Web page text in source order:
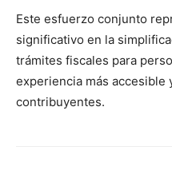
Este esfuerzo conjunto
significativo en la
trámites fiscales para
experiencia más accesible
contribuyentes.